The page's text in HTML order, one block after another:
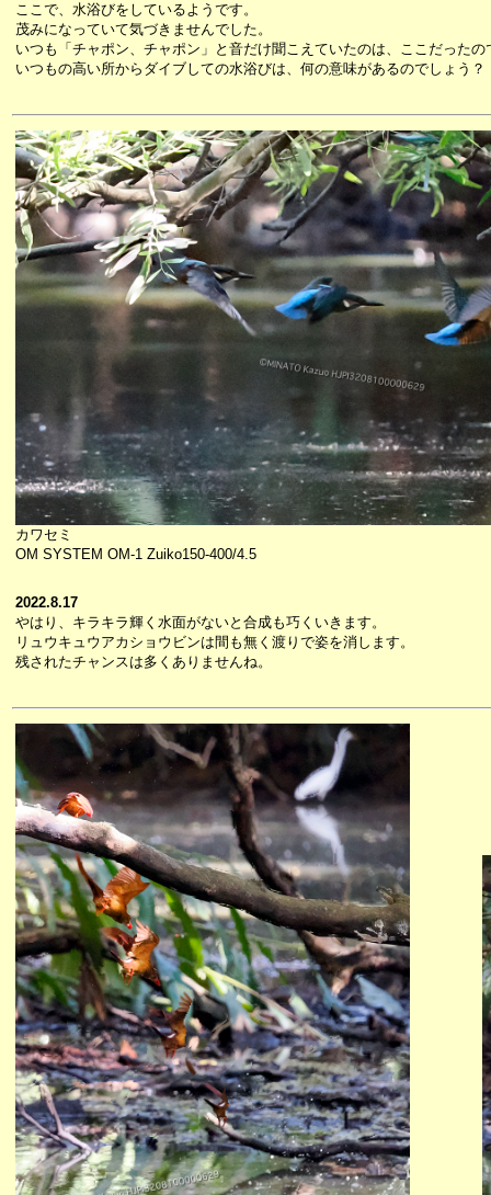
ここで、水浴びをしているようです。
茂みになっていて気づきませんでした。
いつも「チャポン、チャポン」と音だけ聞こえていたのは、ここだったの
いつもの高い所からダイブしての水浴びは、何の意味があるのでしょう？
カワセミ
OM SYSTEM OM-1 Zuiko150-400/4.5
2022.8.17
やはり、キラキラ輝く水面がないと合成も巧くいきます。
リュウキュウアカショウビンは間も無く渡りで姿を消します。
残されたチャンスは多くありませんね。